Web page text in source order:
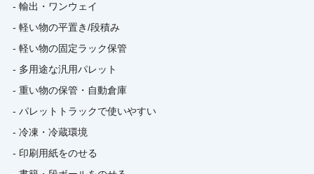
- 輸出・ワンウェイ
- 軽い物の平置き/段積み
- 軽い物の固定ラック保管
- 多用途な汎用パレット
- 重い物の保管・自動倉庫
- パレットトラックで使いやすい
- 冷凍・冷蔵環境
- 印刷用紙をのせる